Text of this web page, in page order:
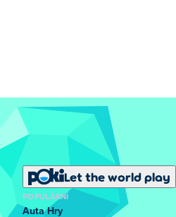
Let the world play
POPULÁRNÍ
Auta Hry